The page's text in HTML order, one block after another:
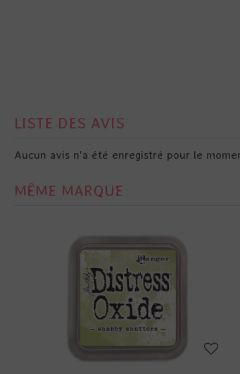
LISTE DES AVIS
Aucun avis n'a été enregistré pour le
MÊME MARQUE